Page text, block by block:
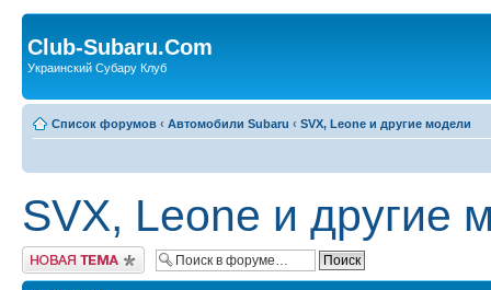
Club-Subaru.Com
Украинский Субару Клуб
Список форумов ‹ Автомобили Subaru ‹ SVX, Leone и другие модели
SVX, Leone и другие
Новая тема